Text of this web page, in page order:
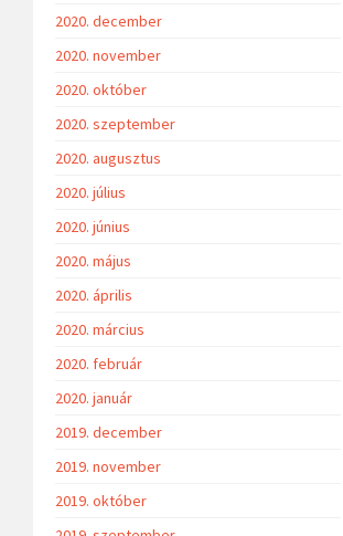
2020. december
2020. november
2020. október
2020. szeptember
2020. augusztus
2020. július
2020. június
2020. május
2020. április
2020. március
2020. február
2020. január
2019. december
2019. november
2019. október